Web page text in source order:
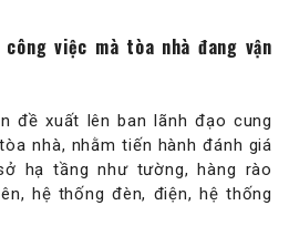
việc mà tòa nhà đang vận
đề xuất lên ban lãnh đạo cung
nhà, nhằm tiến hành đánh giá
hạ tầng như tường, hàng rào
hệ thống đèn, điện, hệ thống